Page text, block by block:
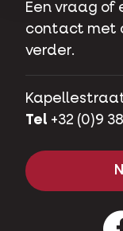
Een vraag of
contact met
verder.
Tel +32 (0)9